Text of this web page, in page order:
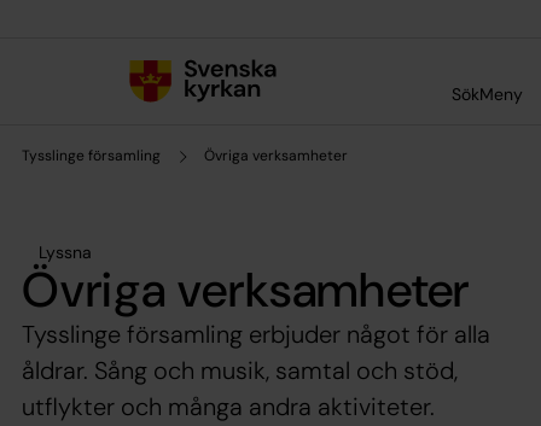
SökMeny
Tysslinge församling Övriga verksamheter
Lyssna
Övriga verksamheter
Tysslinge församling erbjuder något för alla
åldrar. Sång och musik, samtal och stöd,
utflykter och många andra aktiviteter.